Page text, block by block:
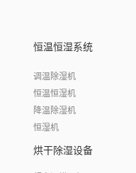
恒温恒湿系统
调温除湿机
恒温恒湿机
降温除湿机
恒湿机
烘干除湿设备